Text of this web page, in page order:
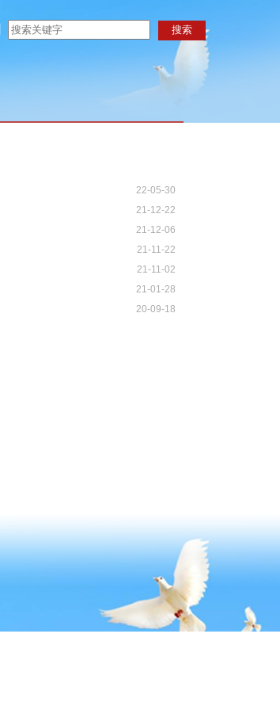
22-05-30
21-12-22
21-12-06
21-11-22
21-11-02
21-01-28
20-09-18